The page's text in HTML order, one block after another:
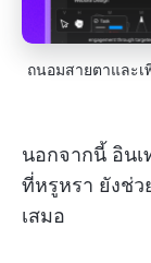
ถนอมสายตาและ
นอกจากนี้ อิน
ที่หรูหรา ยังช่
เสมอ